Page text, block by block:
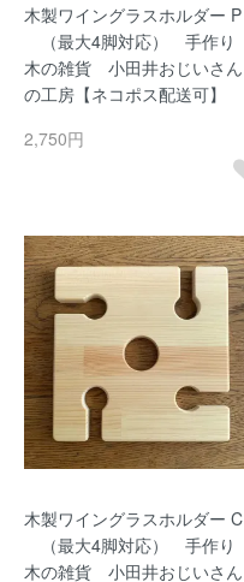
木製ワイングラスホルダー P
（最大4脚対応） 手作り
木の雑貨 小田井おじいさん
の工房【ネコポス配送可】
2,750円
木製ワイングラスホルダー C
（最大4脚対応） 手作り
木の雑貨 小田井おじいさん